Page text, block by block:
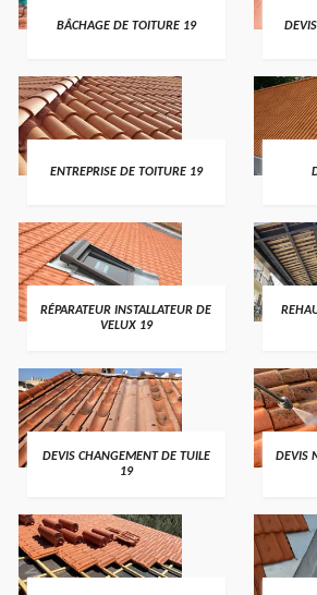
BÂCHAGE DE TOITURE 19
ENTREPRISE DE TOITURE 19
RÉPARATEUR INSTALLATEUR DE
VELUX 19
DEVIS CHANGEMENT DE TUILE
19
DEVIS